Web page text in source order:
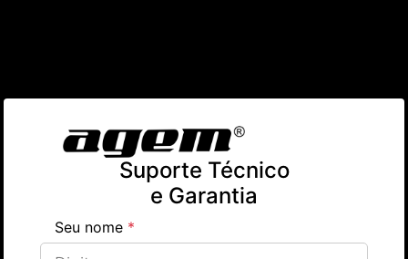
Suporte Técnico
e Garantia
Seu nome *